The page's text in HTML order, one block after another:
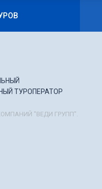
ТУРОПЕРАТОР
"ВЕДИ ГРУПП".